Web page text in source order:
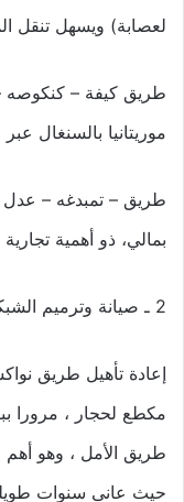
لعصابة) ويسهل تنقل
طريق كيفة – كنكوصه –
موريتانيا بالسنغال
طريق – تمبدغه – عدل
بمالي، ذو أهمية تجارية
2 ـ صيانة وترميم الشبكة الوطنية
إعادة تأهيل طريق
مكطع لحجار ، مرورا
طريق الأمل ، وهو
حيث عانى سنوات